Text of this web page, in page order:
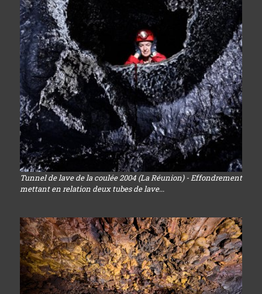
Tunnel de lave de la coulée 2004 (La Réunion) - Effondrement
mettant en relation deux tubes de lave...